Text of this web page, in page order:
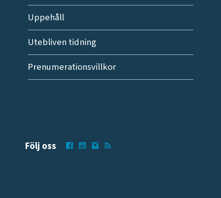
Uppehåll
Utebliven tidning
Prenumerationsvillkor
Följ oss